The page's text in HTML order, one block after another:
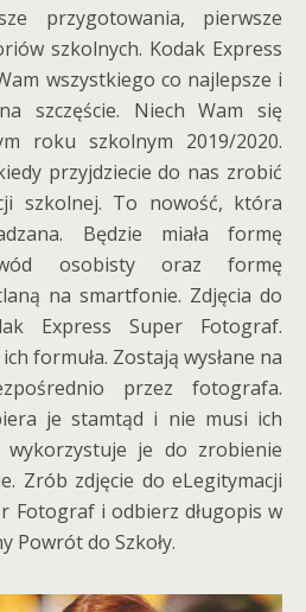
przygotowania, pierwsze
szkolnych. Kodak Express
wszystkiego co najlepsze i
szczęście. Niech Wam się
roku szkolnym 2019/2020.
przyjdziecie do nas zrobić
szkolnej. To nowość, która
Będzie miała formę
osobisty oraz formę
na smartfonie. Zdjęcia do
Express Super Fotograf.
formuła. Zostają wysłane na
przez fotografa.
je stamtąd i nie musi ich
je do zrobienie
Zrób zdjęcie do eLegitymacji
Fotograf i odbierz długopis w
Powrót do Szkoły.